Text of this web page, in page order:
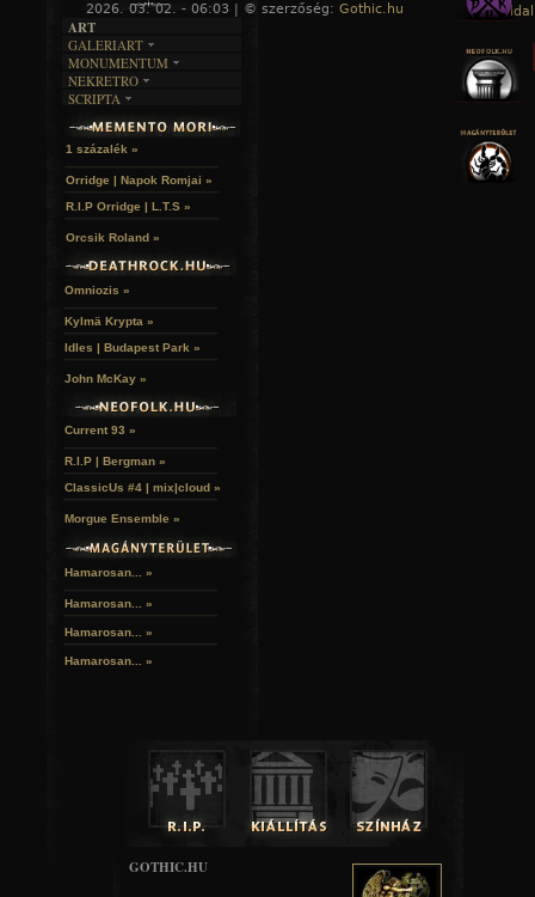
2026. 03. 02. - 06:03 | © szerzőség: Gothic.hu « Főoldal
ART
GALERIART
ARTGALERI
KÉPREGÉNYEK
LAKÁSKULTS
MONUMENTUM
TEMETŐK
TEMPLOMOK
VÁRAK
HELYEK
NEKRETRO
SZUBKULT
FEKETE LYUK
RELIKVIÁK
SCRIPTA
NOVELLÁK
VERSEK
1 százalék »
Orridge | Napok Romjai »
R.I.P Orridge | L.T.S »
Orcsik Roland »
Omniozis »
Kylmä Krypta »
Idles | Budapest Park »
John McKay »
Current 93 »
R.I.P | Bergman »
ClassicUs #4 | mix|cloud »
Morgue Ensemble »
Hamarosan... »
Hamarosan... »
Hamarosan... »
Hamarosan... »
GOTHIC.HU